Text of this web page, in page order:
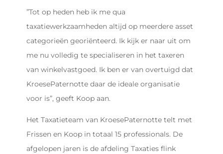
”Tot op heden heb ik me qua
taxatiewerkzaamheden altijd op meerdere asset
categorieën georiënteerd. Ik kijk er naar uit om
me nu volledig te specialiseren in het taxeren
van winkelvastgoed. Ik ben er van overtuigd dat
KroesePaternotte daar de ideale organisatie
voor is”, geeft Koop aan.
Het Taxatieteam van KroesePaternotte telt met
Frissen en Koop in totaal 15 professionals. De
afgelopen jaren is de afdeling Taxaties flink